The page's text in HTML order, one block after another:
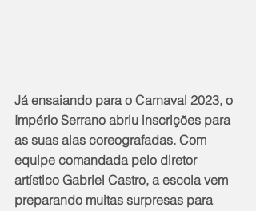
Já ensaiando para o Carnaval 2023, o
Império Serrano abriu inscrições para
as suas alas coreografadas. Com
equipe comandada pelo diretor
artístico Gabriel Castro, a escola vem
preparando muitas surpresas para